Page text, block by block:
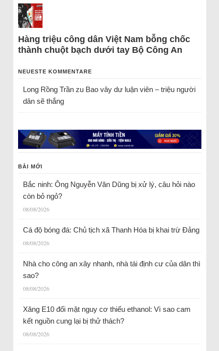
Hàng triệu công dân Việt Nam bỗng chốc
thành chuột bạch dưới tay Bộ Công An
NEUESTE KOMMENTARE
Long Rồng Trầnzu Bao vây dư luận viên – triệu người
dân sẽ thắng
BÀI MỚI
Bắc ninh: Ông Nguyễn Văn Dũng bị xử lý, câu hỏi nào
còn bỏ ngỏ?
08/08/2026
Cá độ bóng đá: Chủ tịch xã Thanh Hóa bị khai trừ Đảng
08/08/2026
Nhà cho công an xây nhanh, nhà tái định cư của dân thì
sao?
08/08/2026
Xăng E10 đối mặt nguy cơ thiếu ethanol: Vì sao cam
kết nguồn cung lại bị thử thách?
08/08/2026